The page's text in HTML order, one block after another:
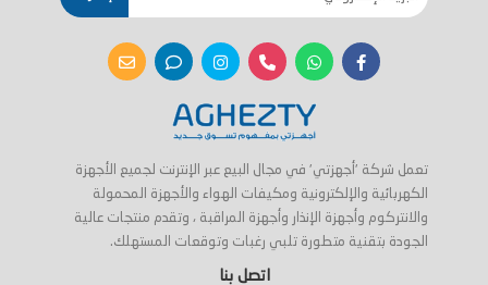
تعمل شركة 'أجهزتي' في مجال البيع عبر الإنترنت لجميع الأجهزة
الكهربائية والإلكترونية ومكيفات الهواء والأجهزة المحمولة
والانتركوم وأجهزة الإنذار وأجهزة المراقبة ، وتقدم منتجات عالية
الجودة بتقنية متطورة تلبي رغبات وتوقعات المستهلك.
اتصل بنا